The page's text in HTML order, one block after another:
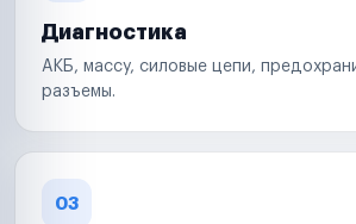
Диагностика
АКБ, массу, силовые цепи,
разъемы.
03